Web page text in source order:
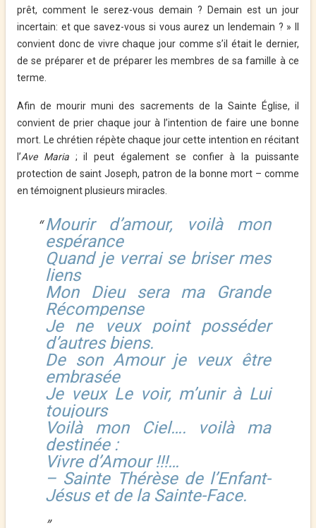
prêt, comment le serez-vous demain ? Demain est un jour
incertain: et que savez-vous si vous aurez un lendemain ? »
convient donc de vivre chaque jour comme s’il était le dernier,
de se préparer et de préparer les membres de sa famille à ce
terme.
Afin de mourir muni des sacrements de la Sainte Église, il
convient de prier chaque jour à l’intention de faire une bonne
mort. Le chrétien répète chaque jour cette intention en récitant
l’Ave Maria ; il peut également se confier à la puissante
protection de saint Joseph, patron de la bonne mort – comme
en témoignent plusieurs miracles.
Mourir d’amour, voilà mon
espérance
Quand je verrai se briser mes
liens
Mon Dieu sera ma Grande
Récompense
Je ne veux point posséder
d’autres biens.
De son Amour je veux être
embrasée
Je veux Le voir, m’unir à Lui
toujours
Voilà mon Ciel…. voilà ma
destinée :
Vivre d’Amour !!!…
– Sainte Thérèse de l’Enfant-
Jésus et de la Sainte-Face.